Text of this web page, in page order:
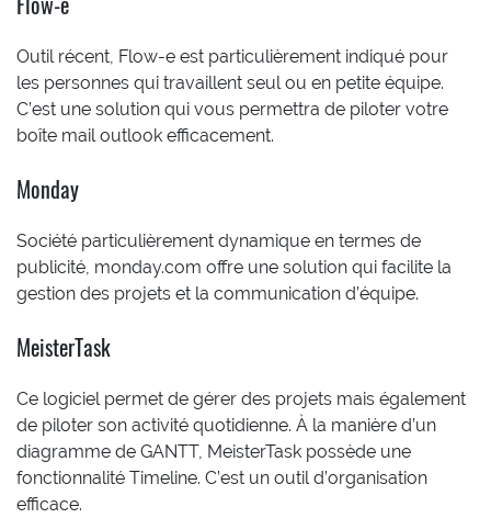
Outil récent, Flow-e est particulièrement indiqué pour
les personnes qui travaillent seul ou en petite équipe.
C’est une solution qui vous permettra de piloter votre
boîte mail outlook efficacement.
Monday
Société particulièrement dynamique en termes de
publicité, monday.com offre une solution qui facilite la
gestion des projets et la communication d’équipe.
MeisterTask
Ce logiciel permet de gérer des projets mais également
de piloter son activité quotidienne. À la manière d’un
diagramme de GANTT, MeisterTask possède une
fonctionnalité Timeline. C’est un outil d’organisation
efficace.